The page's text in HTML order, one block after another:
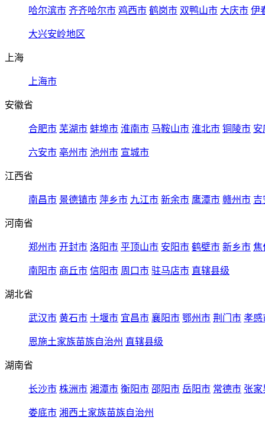
哈尔滨市 齐齐哈尔市 鸡西市 鹤岗市 双鸭山市 大庆市 伊
大兴安岭地区
上海
上海市
安徽省
合肥市 芜湖市 蚌埠市 淮南市 马鞍山市 淮北市 铜陵市 安
六安市 亳州市 池州市 宣城市
江西省
南昌市 景德镇市 萍乡市 九江市 新余市 鹰潭市 赣州市 吉
河南省
郑州市 开封市 洛阳市 平顶山市 安阳市 鹤壁市 新乡市 焦
南阳市 商丘市 信阳市 周口市 驻马店市 直辖县级
湖北省
武汉市 黄石市 十堰市 宜昌市 襄阳市 鄂州市 荆门市 孝感
恩施土家族苗族自治州 直辖县级
湖南省
长沙市 株洲市 湘潭市 衡阳市 邵阳市 岳阳市 常德市 张家
娄底市 湘西土家族苗族自治州